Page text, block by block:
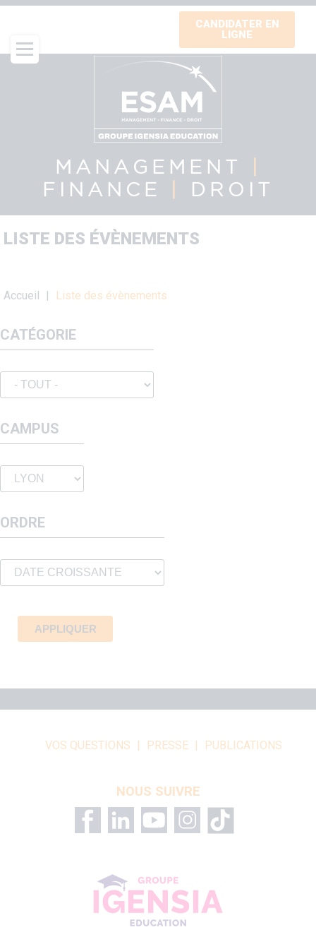
Aller
contenu
principal
CANDIDATER EN
LIGNE
MANAGEMENT
FINANCE
DROIT
LISTE DES ÉVÈNEMENTS
Fil
Accueil Liste des évènements
CATÉGORIE
CAMPUS
ORDRE
VOS QUESTIONS PRESSE PUBLICATIONS
NOUS SUIVRE